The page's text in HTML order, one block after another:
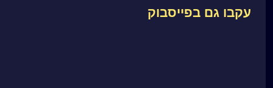
עקבו גם בפייסבוק